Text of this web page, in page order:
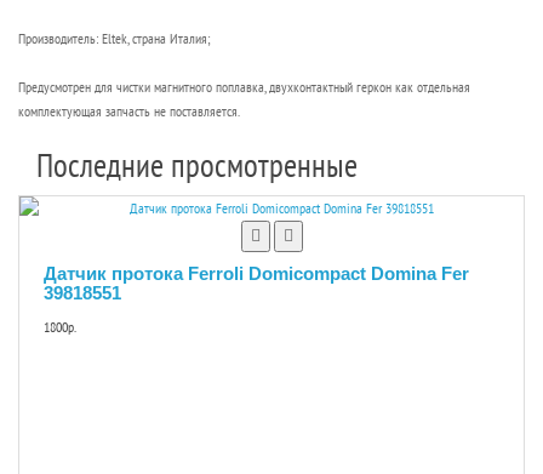
Производитель: Eltek, страна Италия;
Предусмотрен для чистки магнитного поплавка, двухконтактный геркон как отдельная
комплектующая запчасть не поставляется.
Последние просмотренные
Датчик протока Ferroli Domicompact Domina Fer
39818551
1800р.